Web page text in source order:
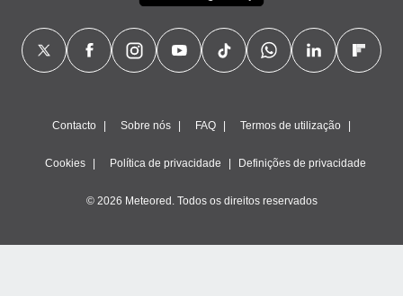
Contacto Sobre nós FAQ Termos de utilização
Cookies Política de privacidade Definições de privacidade
© 2026 Meteored. Todos os direitos reservados